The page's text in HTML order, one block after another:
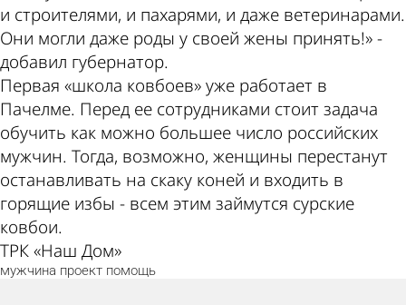
и строителями, и пахарями, и даже ветеринарами.
Они могли даже роды у своей жены принять!» -
добавил губернатор.
Первая «школа ковбоев» уже работает в
Пачелме. Перед ее сотрудниками стоит задача
обучить как можно большее число российских
мужчин. Тогда, возможно, женщины перестанут
останавливать на скаку коней и входить в
горящие избы - всем этим займутся сурские
ковбои.
ТРК «Наш Дом»
мужчина проект помощь